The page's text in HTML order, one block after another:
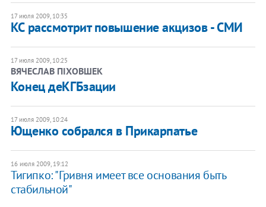
17 июля 2009, 10:35
КС рассмотрит повышение акцизов - СМИ
17 июля 2009, 10:25
ВЯЧЕСЛАВ ПІХОВШЕК
Конец деКГБзации
17 июля 2009, 10:24
Ющенко собрался в Прикарпатье
16 июля 2009, 19:12
Тигипко: "Гривня имеет все основания быть
стабильной"